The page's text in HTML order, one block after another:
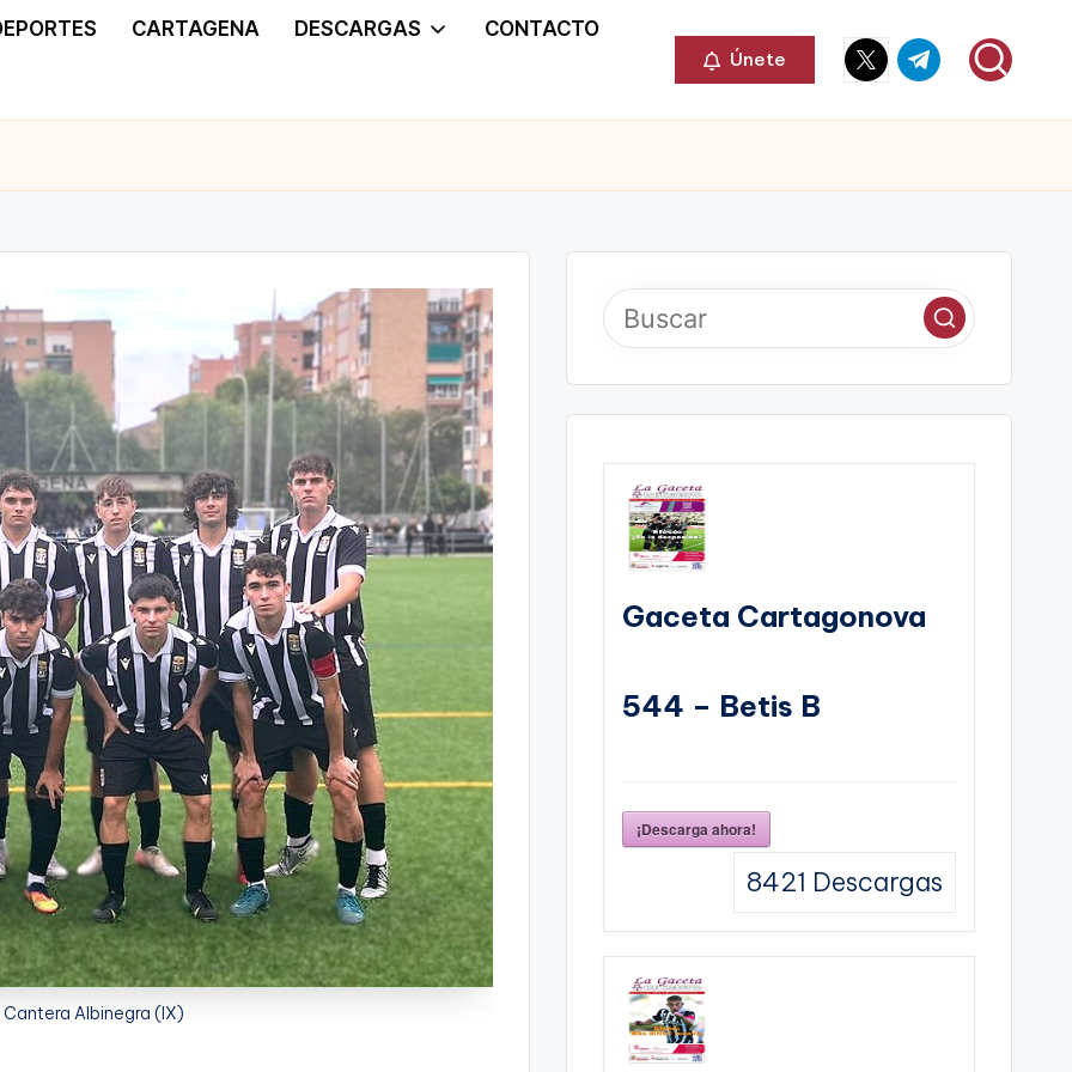
CARTAGENA DESCARGAS CONTACTO
Únete
Elemento
del
Elemento
del
Albinegra (IX)
Gaceta Cartagonova
544 – Betis B
¡Descarga ahora!
8421 Descargas